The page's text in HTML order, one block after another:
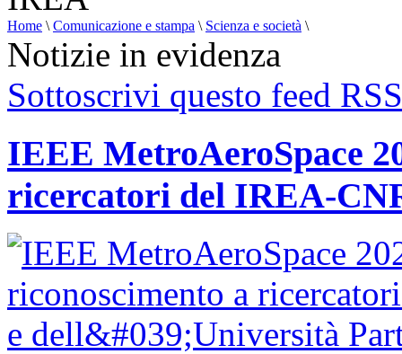
Home \ Comunicazione e stampa \ Scienza e società \
Notizie in evidenza
Sottoscrivi questo feed RSS
IEEE MetroAeroSpace
ricercatori del IREA-